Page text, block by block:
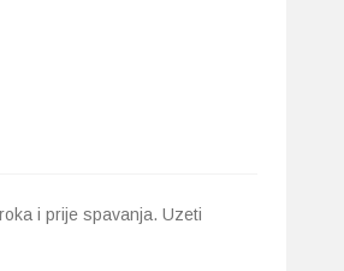
i prije spavanja. Uzeti